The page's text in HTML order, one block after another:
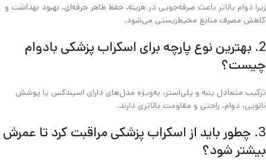
زیرا دوام بالاتر باعث صرفه‌جویی در هزینه، حفظ ظاهر حرفه‌ای، بهبود بهداشت و
کاهش مصرف منابع محیط‌زیستی می‌شود.
2. بهترین نوع پارچه برای اسکراب پزشکی بادوام
چیست؟
ترکیب متعادل پنبه و پلی‌استر، به‌ویژه مدل‌های دارای اسپندکس یا پوشش
نانویی، دوام، راحتی و مقاومت بالاتری دارند.
3. چطور باید از اسکراب پزشکی مراقبت کرد تا عمرش
بیشتر شود؟